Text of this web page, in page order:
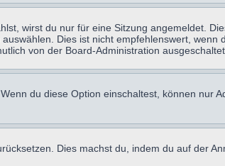
wirst du nur für eine Sitzung angemeldet.
Dies ist nicht empfehlenswert, wenn
von der Board-Administration ausgeschaltet.
du diese Option einschaltest, können nur
Dies machst du, indem du auf der